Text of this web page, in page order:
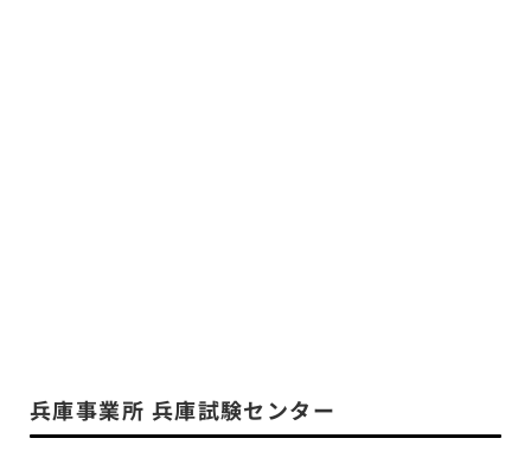
兵庫事業所 兵庫試験センター